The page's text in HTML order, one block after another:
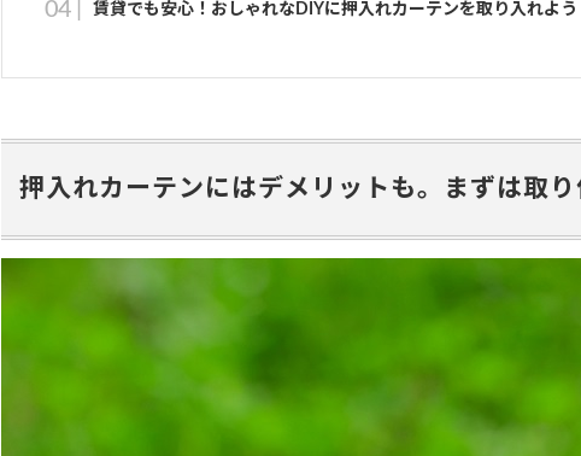
賃貸でも安心！おしゃれなDIYに押入れカーテンを取り入れよう
押入れカーテンにはデメリットも。まずは取